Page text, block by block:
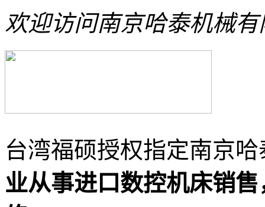
欢迎访问南京哈泰机械
台湾福硕授权指定南京
业从事进口数控机床销